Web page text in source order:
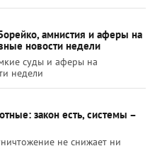
амнистия и аферы на
новости недели
суды и аферы на
недели
закон есть, системы –
не снижает ни